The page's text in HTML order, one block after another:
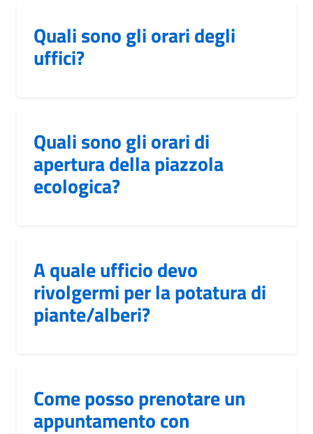
Quali sono gli orari degli
uffici?
Quali sono gli orari di
apertura della piazzola
ecologica?
A quale ufficio devo
rivolgermi per la potatura di
piante/alberi?
Come posso prenotare un
appuntamento con